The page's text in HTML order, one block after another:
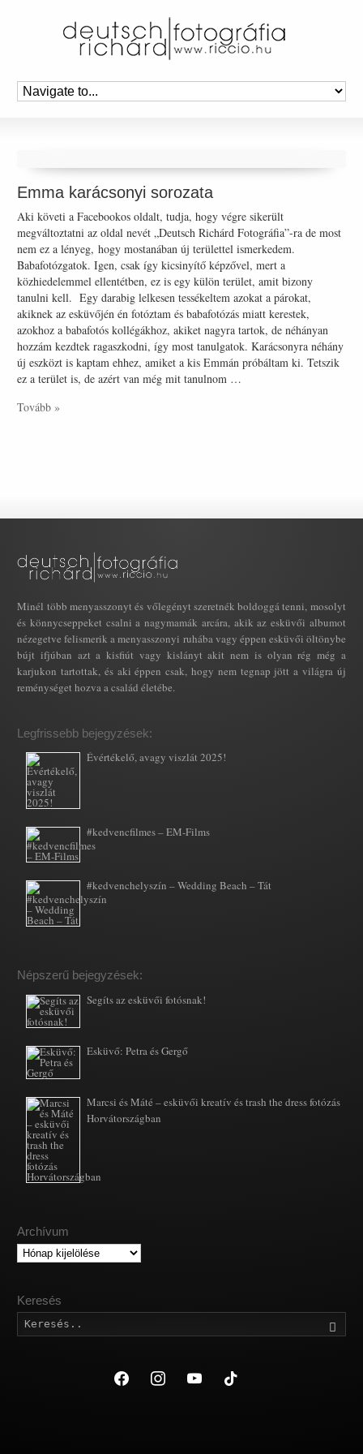
Emma karácsonyi sorozata
Aki követi a Facebookos oldalt, tudja, hogy végre sikerült
megváltoztatni az oldal nevét „Deutsch Richárd Fotográfia”-ra de most
nem ez a lényeg, hogy mostanában új területtel ismerkedem.
Babafotózgatok. Igen, csak így kicsinyítő képzővel, mert a
közhiedelemmel ellentétben, ez is egy külön terület, amit bizony
tanulni kell. Egy darabig lelkesen tessékeltem azokat a párokat,
akiknek az esküvőjén én fotóztam és babafotózás miatt kerestek,
azokhoz a babafotós kollégákhoz, akiket nagyra tartok, de néhányan
hozzám kezdtek ragaszkodni, így most tanulgatok. Karácsonyra néhány
új eszközt is kaptam ehhez, amiket a kis Emmán próbáltam ki. Tetszik
ez a terület is, de azért van még mit tanulnom …
Tovább »
Minél több menyasszonyt és vőlegényt szeretnék boldoggá tenni, mosolyt
és könnycseppeket csalni a nagymamák arcára, akik az esküvői albumot
nézegetve felismerik a menyasszonyi ruhába vagy éppen esküvői öltönybe
bújt ifjúban azt a kisfiút vagy kislányt akit nem is olyan rég még a
karjukon tartottak, és aki éppen csak, hogy nem tegnap jött a világra új
reménységet hozva a család életébe.
Legfrissebb bejegyzések:
Évértékelő, avagy viszlát 2025!
#kedvencfilmes – EM-Films
#kedvenchelyszín – Wedding Beach – Tát
Népszerű bejegyzések:
Segíts az esküvői fotósnak!
Esküvő: Petra és Gergő
Marcsi és Máté – esküvői kreatív és trash the dress fotózás
Horvátországban
Archívum
Archívum
Keresés
facebook instagram youtube tiktok